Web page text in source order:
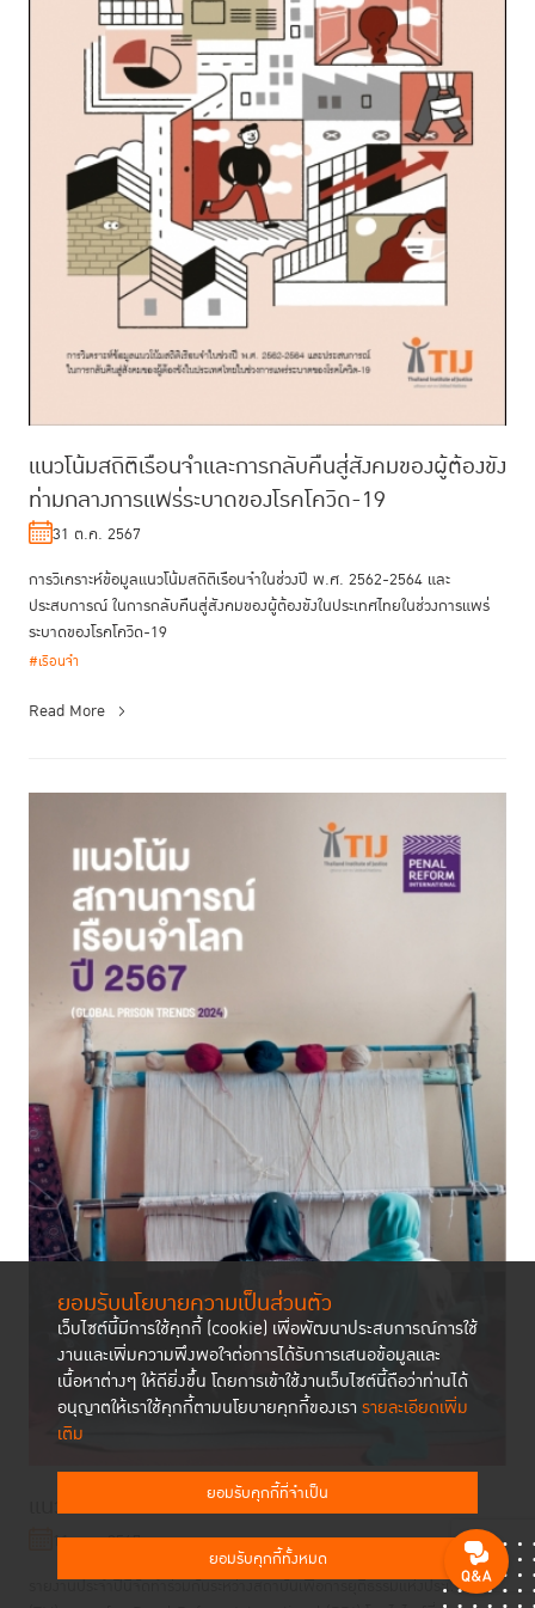
ยอมรับนโยบายความเป็นส่วนตัว
เว็บไซต์นี้มีการใช้คุกกี้ (cookie) เพื่อพัฒนาประสบการณ์การใช้
งานและเพิ่มความพึงพอใจต่อการได้รับการเสนอข้อมูลและ
เนื้อหาต่างๆ ให้ดียิ่งขึ้น โดยการเข้าใช้งานเว็บไซต์นี้ถือว่าท่านได้
อนุญาตให้เราใช้คุกกี้ตามนโยบายคุกกี้ของเรา รายละเอียดเพิ่ม
เติม
ยอมรับคุกกี้ที่จำเป็น
ยอมรับคุกกี้ทั้งหมด
แนวโน้มสถิติเรือนจำและการกลับคืนสู่สังคมของผู้ต้องขัง
ท่ามกลางการแพร่ระบาดของโรคโควิด-19
31 ต.ค. 2567
การวิเคราะห์ข้อมูลแนวโน้มสถิติเรือนจำในช่วงปี พ.ศ. 2562-2564 และ
ประสบการณ์ ในการกลับคืนสู่สังคมของผู้ต้องขังในประเทศไทยในช่วงการแพร่
ระบาดของโรคโควิด-19
#เรือนจำ
Read More
แนวโน้มสถานการณ์เรือนจำโลก ปี 2567
11 ก.ย. 2567
รายงานประจำปีนี้จัดทำร่วมกันระหว่างสถาบันเพื่อการยุติธรรมแห่งประเทศไทย